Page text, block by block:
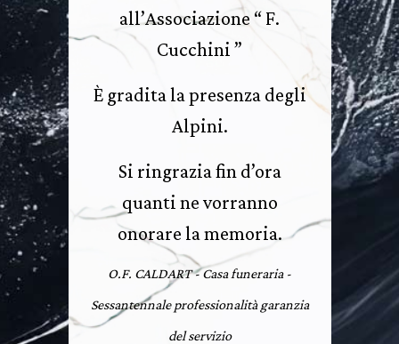
all’Associazione “ F.
Cucchini ”
È gradita la presenza degli
Alpini.
Si ringrazia fin d’ora
quanti ne vorranno
onorare la memoria.
O.F. CALDART - Casa funeraria -
Sessantennale professionalità garanzia
del servizio